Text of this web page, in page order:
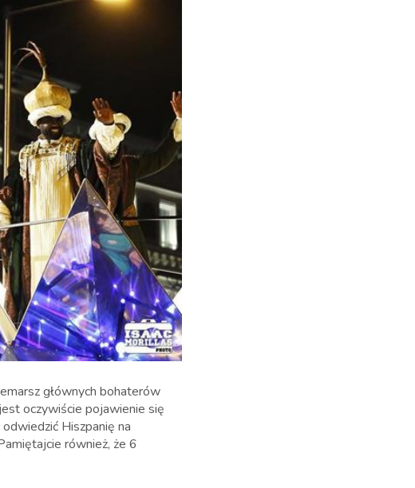
głównych bohaterów
oczywiście pojawienie się
Hiszpanię na
również, że 6